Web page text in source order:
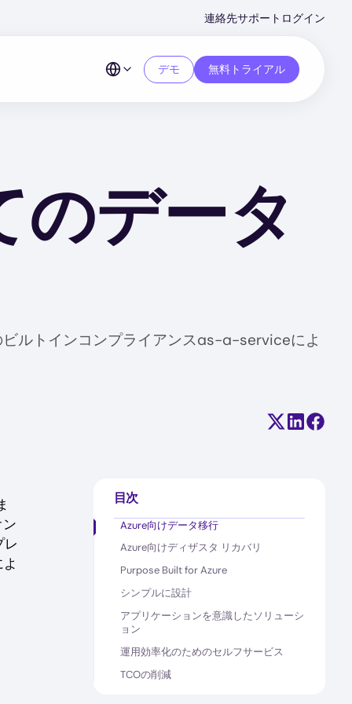
Menu
連絡先サポート ログイン
デモ 無料トライアル
のデータ
ビルトインコンプライアンスas-a-serviceによ
Share on X
Share
レ
目次
Azure向けデータ移行
Azure向けディザスタ リカバリ
Purpose Built for Azure
シンプルに設計
アプリケーションを意識したソリューシ
ョン
運用効率化のためのセルフサービス
TCOの削減